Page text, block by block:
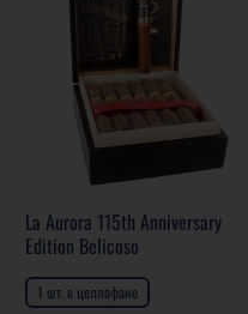
La Aurora 115th Anniversary
Edition Belicoso
1 шт. в целлофане